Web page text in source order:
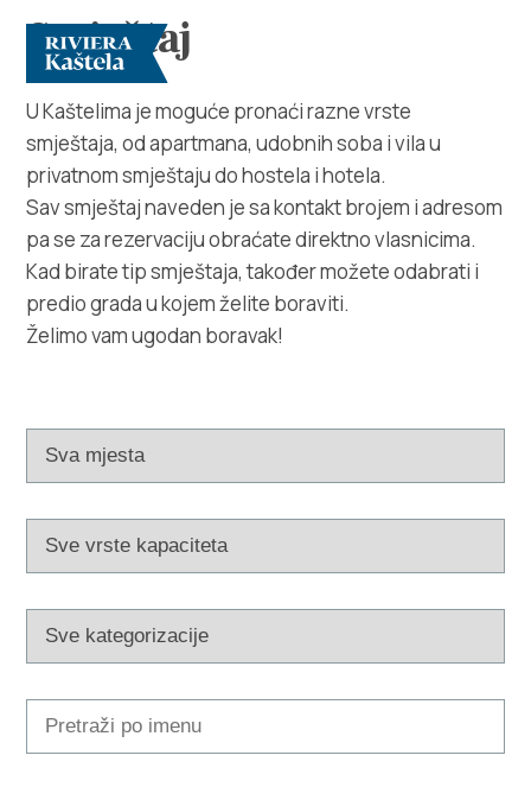
Istraži
Destinacija
Multimedija
Turistički ured
Safe in Dalmatia
hr
Smještaj
U Kaštelima je moguće pronaći razne vrste
smještaja, od apartmana, udobnih soba i vila u
privatnom smještaju do hostela i hotela.
Sav smještaj naveden je sa kontakt brojem i adresom
pa se za rezervaciju obraćate direktno vlasnicima.
Kad birate tip smještaja, također možete odabrati i
predio grada u kojem želite boraviti.
Želimo vam ugodan boravak!